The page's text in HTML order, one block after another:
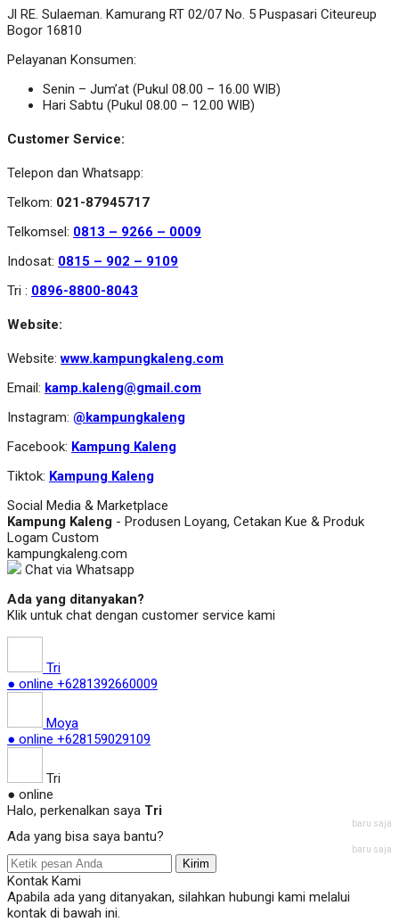
Jl RE. Sulaeman. Kamurang RT 02/07 No. 5 Puspasari Citeureup
Bogor 16810
Pelayanan Konsumen:
Senin – Jum’at (Pukul 08.00 – 16.00 WIB)
Hari Sabtu (Pukul 08.00 – 12.00 WIB)
Customer Service:
Telepon dan Whatsapp:
Telkom: 021-87945717
Telkomsel: 0813 – 9266 – 0009
Indosat: 0815 – 902 – 9109
Tri : 0896-8800-8043
Website:
Website:www.kampungkaleng.com
Email: kamp.kaleng@gmail.com
Instagram: @kampungkaleng
Facebook: Kampung Kaleng
Tiktok: Kampung Kaleng
Social Media & Marketplace
Kampung Kaleng - Produsen Loyang, Cetakan Kue & Produk
Logam Custom
kampungkaleng.com
Chat via Whatsapp
Ada yang ditanyakan?
Klik untuk chat dengan customer service kami
Tri
● online +6281392660009
Moya
● online +628159029109
Tri
● online
Halo, perkenalkan saya Tri
baru saja
Ada yang bisa saya bantu?
baru saja
Kirim
Kontak Kami
Apabila ada yang ditanyakan, silahkan hubungi kami melalui
kontak di bawah ini.